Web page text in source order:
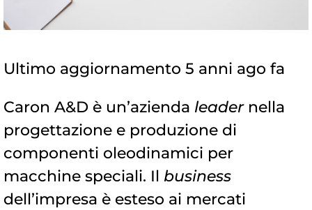
Ultimo aggiornamento 5 anni ago fa
Caron A&D è un’azienda leadernella
progettazione e produzione di
componenti oleodinamici per
macchine speciali. Il business
dell’impresa è esteso ai mercati